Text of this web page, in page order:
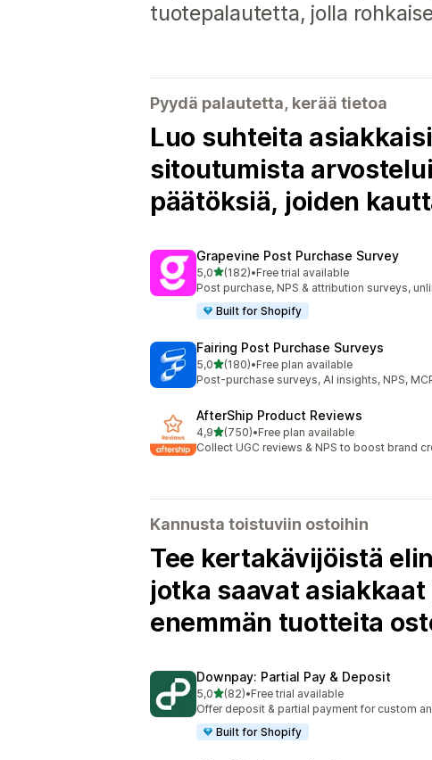
tuotepalautetta, jolla
Pyydä palautetta, kerää tietoa
Luo suhteita
sitoutumista
päätöksiä, joiden
Grapevine Post Purchase Survey
5,0/ 5 tähteä
(182)
182 arvostelua yhteensä
•Free trial available
Post purchase, NPS & attribution surveys,
Built for Shopify
Fairing Post Purchase Surveys
5,0/ 5 tähteä
(180)
180 arvostelua yhteensä
•Free plan available
Post-purchase surveys, AI insights, NPS,
AfterShip Product Reviews
4,9/ 5 tähteä
(750)
750 arvostelua yhteensä
•Free plan available
Collect UGC reviews & NPS to boost brand
Kannusta toistuviin ostoihin
Tee kertakävijöistä
jotka saavat
enemmän tuotteita
Downpay: Partial Pay & Deposit
5,0/ 5 tähteä
(82)
82 arvostelua yhteensä
•Free trial available
Offer deposit & partial payment for custom
Built for Shopify